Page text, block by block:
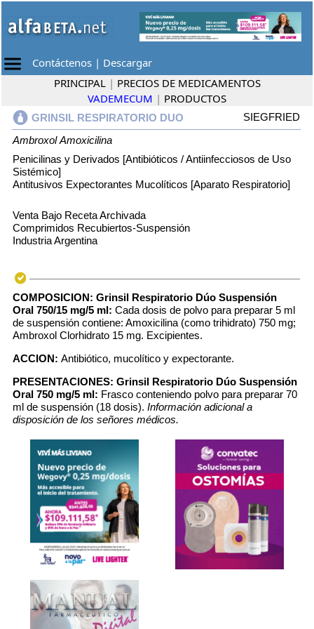
Contáctenos | Descargar
PRINCIPAL | PRECIOS DE MEDICAMENTOS
VADEMECUM | PRODUCTOS
GRINSIL RESPIRATORIO DUO
SIEGFRIED
Ambroxol Amoxicilina
Penicilinas y Derivados [Antibióticos / Antiinfecciosos de Uso
Sistémico]
Antitusivos Expectorantes Mucolíticos [Aparato Respiratorio]
Venta Bajo Receta Archivada
Comprimidos Recubiertos-Suspensión
Industria Argentina
COMPOSICION: Grinsil Respiratorio Dúo Suspensión
Oral 750/15 mg/5 ml: Cada dosis de polvo para preparar 5 ml
de suspensión contiene: Amoxicilina (como trihidrato) 750 mg;
Ambroxol Clorhidrato 15 mg. Excipientes.
ACCION: Antibiótico, mucolítico y expectorante.
PRESENTACIONES: Grinsil Respiratorio Dúo Suspensión
Oral 750 mg/5 ml: Frasco conteniendo polvo para preparar 70
ml de suspensión (18 dosis). Información adicional a
disposición de los señores médicos.